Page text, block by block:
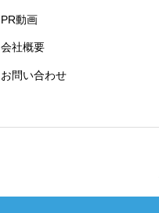
PR動画
会社概要
お問い合わせ